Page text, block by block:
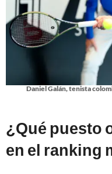
Daniel Galán, tenista
¿Qué puesto
en el ranking